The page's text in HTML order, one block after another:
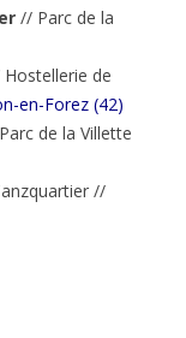
// Parc de la
Hostellerie de
en-Forez (42)
de la Villette
//